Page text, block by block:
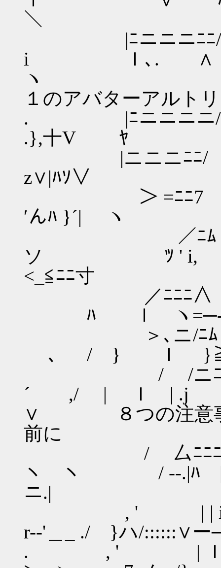
＼ Ⅵ三
|ﾆニニニ
i ｌ､.
ヽ |///|
１のアバターアルト
. |ﾆニニニ
.},十V ﾔ
|ニニニﾆﾆ/ |
z∨|ﾊｿ∨
＞ =ﾆﾆ
′んﾊ
／ﾆﾑ
ソ ゞ
<_≦ﾆﾆ寸
／ﾆﾆﾆ∧
ﾊ ｌ ヽ=─-
＞､ニ/ﾆﾑ
､ / } ｌ
/ /ニﾆﾑ|
´ ,/ | ｌ | .j ｰ‐
∨ ８つの注意事項
前に
/ 厶ﾆﾆﾆ
ヽ ヽ / ‐-.|ﾊ | |/
ニ.|
, ' | | i |
r--'＿_ ./ }ハ/::::::∨
. , ' | ｌ .ｌ